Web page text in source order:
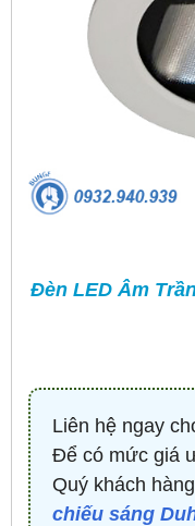
Đèn LED Âm
Liên hệ ngay
Để có mức giá
Quý khách
chiếu sáng